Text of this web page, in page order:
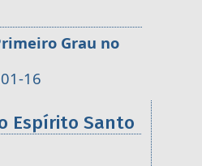
Grau no
16
Espírito Santo